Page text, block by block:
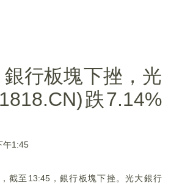
銀行板塊下挫，光
跌7.14%
午1:45
截至13:45，銀行板塊下挫。光大銀行